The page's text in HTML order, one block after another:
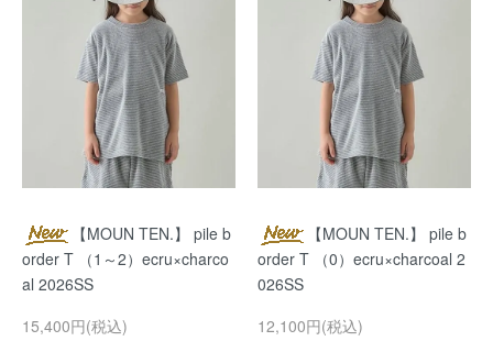
【MOUN TEN.】 pile b
order T （1～2）ecru×charco
al 2026SS
15,400円(税込)
【MOUN TEN.】 pile b
order T （0）ecru×charcoal 2
026SS
12,100円(税込)